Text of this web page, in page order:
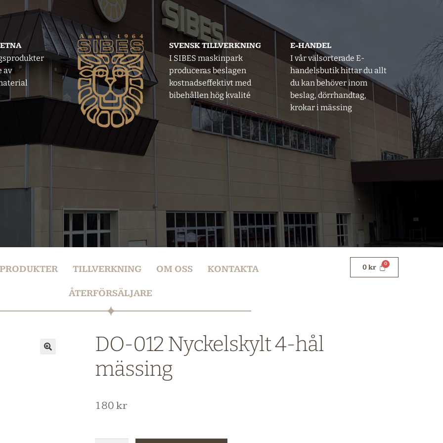
av
SVENSK TILLVERKNING
I SIBES maskinpark
produceras beslagen
kostnadseffektivt med
bibehållen hög kvalité
E-HANDEL
I vår välsorterade E-
handelsbutik hittar du allt
du kan behöver inom
beslag, dörrhandtag,
krokar i mässing
PRODUKTER TILLVERKNING OM OSS KONTAKTA
ÅTERFÖRSÄLJARE
0kr
DO-012 Nyckelskylt 4-hål
mässing
180kr